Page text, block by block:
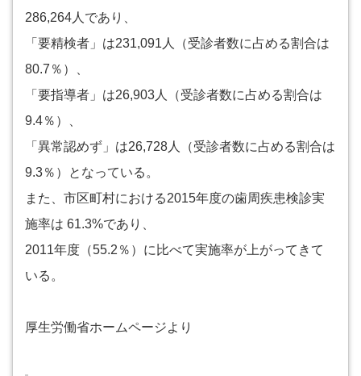
286,264人であり、
「要精検者」は231,091人（受診者数に占める割合は
80.7％）、
「要指導者」は26,903人（受診者数に占める割合は
9.4％）、
「異常認めず」は26,728人（受診者数に占める割合は
9.3％）となっている。
また、市区町村における2015年度の歯周疾患検診実
施率は 61.3%であり、
2011年度（55.2％）に比べて実施率が上がってきて
いる。
厚生労働省ホームページより